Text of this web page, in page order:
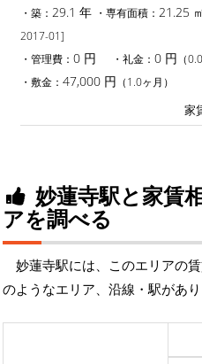
・築： 29.1 年 ・専有面積： 21.25
2017-01]
・管理費： 0 円 ・礼金： 0 円 （
・敷金： 47,000 円 （1.0ヶ月）
家
妙蓮寺駅と家賃
アを調べる
妙蓮寺駅には、このエリアの
のようなエリア、沿線・駅があり